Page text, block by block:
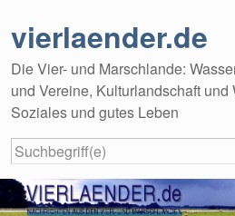
vierlaender.de
Die Vier- und Marschlande:
und Vereine, Kulturlandschaft
Soziales und gutes Leben